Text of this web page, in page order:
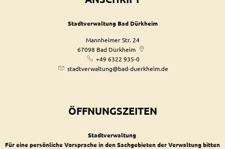
Stadtverwaltung Bad Dürkheim
Mannheimer Str. 24
67098 Bad Dürkheim
+49 6322 935-0
stadtverwaltung@bad-duerkheim.de
ÖFFNUNGSZEITEN
Stadtverwaltung
Für eine persönliche Vorsprache in den Sachgebieten der Verwaltung bitten